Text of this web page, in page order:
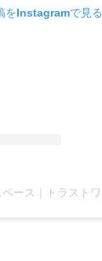
をInstagramで見る